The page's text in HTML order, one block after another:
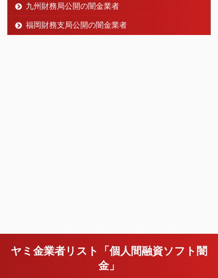
九州財務局公開の闇金業者
福岡財務支局公開の闇金業者
ヤミ金業者リスト「個人間融資ソフト闇
金」